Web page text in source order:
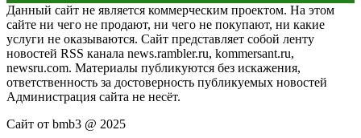
Данный сайт не является коммерческим проектом. На этом
сайте ни чего не продают, ни чего не покупают, ни какие
услуги не оказываются. Сайт представляет собой ленту
новостей RSS канала news.rambler.ru, kommersant.ru,
newsru.com. Материалы публикуются без искажения,
ответственность за достоверность публикуемых новостей
Администрация сайта не несёт.
Сайт от bmb3 @ 2025